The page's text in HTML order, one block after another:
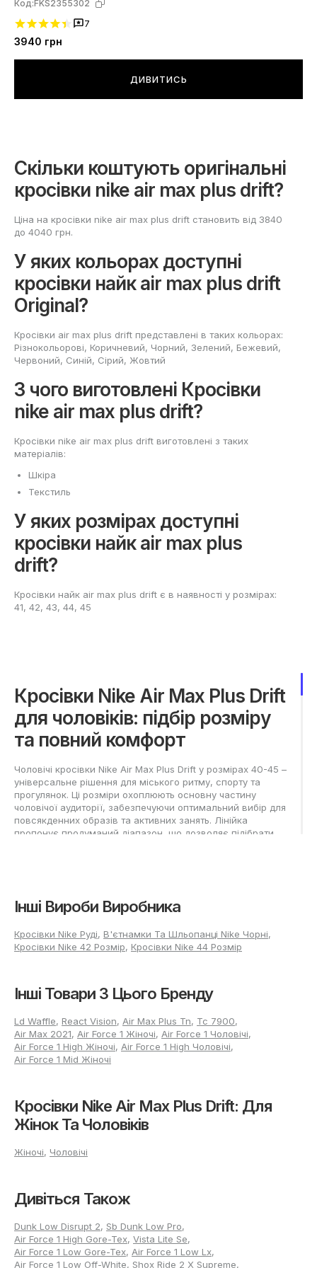
Код: FKS2355302
7
3940 грн
ДИВИТИСЬ
Скільки коштують оригінальні
кросівки nike air max plus drift?
Ціна на кросівки nike air max plus drift становить від 3840
до 4040 грн.
У яких кольорах доступні
кросівки найк air max plus drift
Original?
Кросівки air max plus drift представлені в таких кольорах:
Різнокольорові, Коричневий, Чорний, Зелений, Бежевий,
Червоний, Cиній, Сірий, Жовтий
З чого виготовлені Кросівки
nike air max plus drift?
Кросівки nike air max plus drift виготовлені з таких
матеріалів:
Шкіра
Текстиль
У яких розмірах доступні
кросівки найк air max plus
drift?
Кросівки найк air max plus drift є в наявності у розмірах:
41, 42, 43, 44, 45
Кросівки Nike Air Max Plus Drift
для чоловіків: підбір розміру
та повний комфорт
Чоловічі кросівки Nike Air Max Plus Drift у розмірах 40-45 –
універсальне рішення для міського ритму, спорту та
прогулянок. Ці розміри охоплюють основну частину
чоловічої аудиторії, забезпечуючи оптимальний вибір для
повсякденних образів та активних занять. Лінійка
пропонує продуманий діапазон, що дозволяє підібрати
Max Plus Drift серед
популярних чоловічих
розмірів?
природне збільшення за день. Вимірюйте довжину від
залежно від сезону. Спиратися варто на велику стопу,
щоб досягти ідеального прилягання.
Для щільних моделей особливо важливо підібрати точну
ширину та враховувати підйом. Легкі версії кросівок
адаптуються під стопу, синтетика зберігає форму довше,
вибирайте варіант максимально точно. При примірянні
перевірте, щоб пальці не впиралися в край, а п'ята
тиску на стопу.
Nike Air Max Plus Drift в
інтернет-магазині?
Оформляючи замовлення на Nike Air Max Plus Drift, ви
Інші Вироби Виробника
Кросівки Nike Руді, В'єтнамки Та Шльопанці Nike Чорні,
Кросівки Nike 42 Розмір, Кросівки Nike 44 Розмір
Інші Товари З Цього Бренду
Ld Waffle, React Vision, Air Max Plus Tn, Tc 7900,
Air Max 2021, Air Force 1 Жіночі, Air Force 1 Чоловічі,
Air Force 1 High Жіночі, Air Force 1 High Чоловічі,
Air Force 1 Mid Жіночі
Кросівки Nike Air Max Plus Drift: Для
Жінок Та Чоловіків
Жіночі, Чоловічі
Дивіться Також
Dunk Low Disrupt 2, Sb Dunk Low Pro,
Air Force 1 High Gore-Tex, Vista Lite Se,
Air Force 1 Low Gore-Tex, Air Force 1 Low Lx,
Air Force 1 Low Off-White, Shox Ride 2 X Supreme,